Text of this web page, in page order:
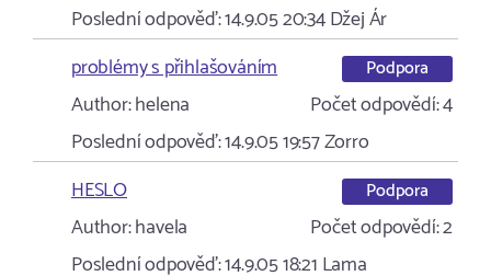
Poslední odpověď:14.9.05 20:34Džej Ár
problémy s přihlašováním
Podpora
Author:helena Počet odpovědí:4
Poslední odpověď:14.9.05 19:57Zorro
HESLO
Podpora
Author:havela Počet odpovědí:2
Poslední odpověď:14.9.05 18:21 Lama